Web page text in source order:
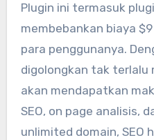
Plugin ini termasuk
membebankan biaya
para penggunanya.
digolongkan tak terlalu
akan mendapatkan
SEO, on page analisis,
unlimited domain, SEO